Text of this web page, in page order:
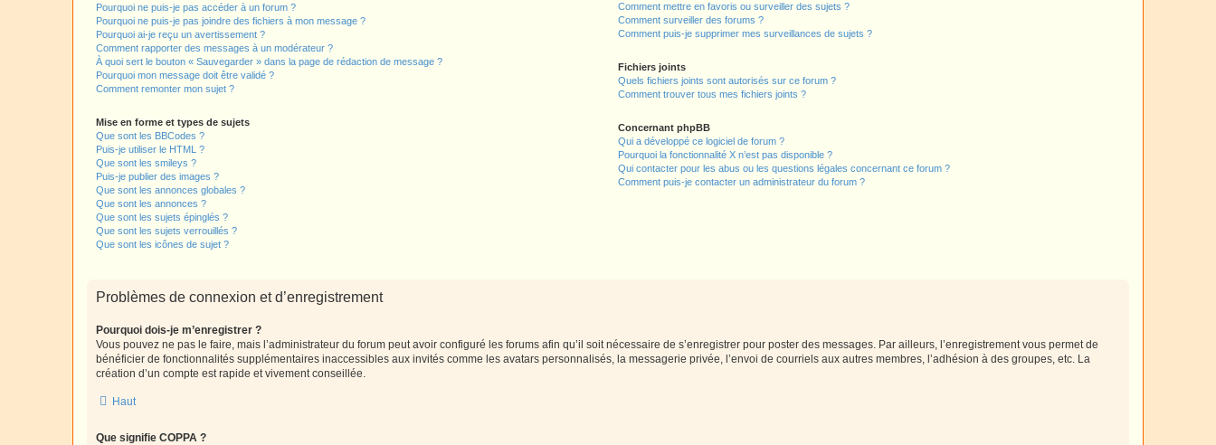
Pourquoi ne puis-je pas accéder à un forum ?
Pourquoi ne puis-je pas joindre des fichiers à mon message ?
Pourquoi ai-je reçu un avertissement ?
Comment rapporter des messages à un modérateur ?
À quoi sert le bouton « Sauvegarder » dans la page de rédaction de message ?
Pourquoi mon message doit être validé ?
Comment remonter mon sujet ?
Mise en forme et types de sujets
Que sont les BBCodes ?
Puis-je utiliser le HTML ?
Que sont les smileys ?
Puis-je publier des images ?
Que sont les annonces globales ?
Que sont les annonces ?
Que sont les sujets épinglés ?
Que sont les sujets verrouillés ?
Que sont les icônes de sujet ?
Comment mettre en favoris ou surveiller des sujets ?
Comment surveiller des forums ?
Comment puis-je supprimer mes surveillances de sujets ?
Fichiers joints
Quels fichiers joints sont autorisés sur ce forum ?
Comment trouver tous mes fichiers joints ?
Concernant phpBB
Qui a développé ce logiciel de forum ?
Pourquoi la fonctionnalité X n’est pas disponible ?
Qui contacter pour les abus ou les questions légales concernant ce forum ?
Comment puis-je contacter un administrateur du forum ?
Problèmes de connexion et d’enregistrement
Pourquoi dois-je m’enregistrer ?
Vous pouvez ne pas le faire, mais l’administrateur du forum peut avoir configuré les forums afin qu’il soit nécessaire de s’enregistrer pour poster des messages. Par ailleurs, l’enregistrement vous permet de
bénéficier de fonctionnalités supplémentaires inaccessibles aux invités comme les avatars personnalisés, la messagerie privée, l’envoi de courriels aux autres membres, l’adhésion à des groupes, etc. La
création d’un compte est rapide et vivement conseillée.
Haut
Que signifie COPPA ?